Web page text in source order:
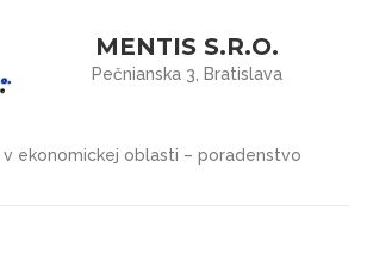
MENTIS S.R.O.
Pečnianska 3, Bratislava
ekonomickej oblasti – poradenstvo